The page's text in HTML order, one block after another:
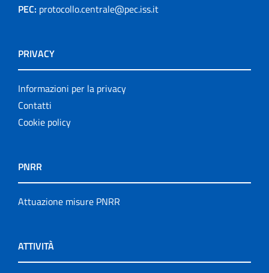
PEC: protocollo.centrale@pec.iss.it
PRIVACY
Informazioni per la privacy
Contatti
Cookie policy
PNRR
Attuazione misure PNRR
ATTIVITÀ